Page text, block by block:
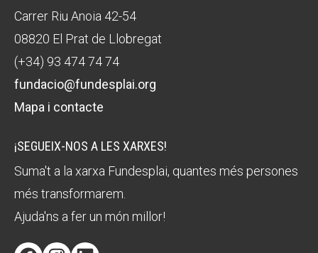
Carrer Riu Anoia 42-54
08820 El Prat de Llobregat
(+34) 93 474 74 74
fundacio@fundesplai.org
Mapa i contacte
¡SEGUEIX-NOS A LES XARXES!
Suma't a la xarxa Fundesplai, quantes més persones
més transformarem.
Ajuda'ns a fer un món millor!